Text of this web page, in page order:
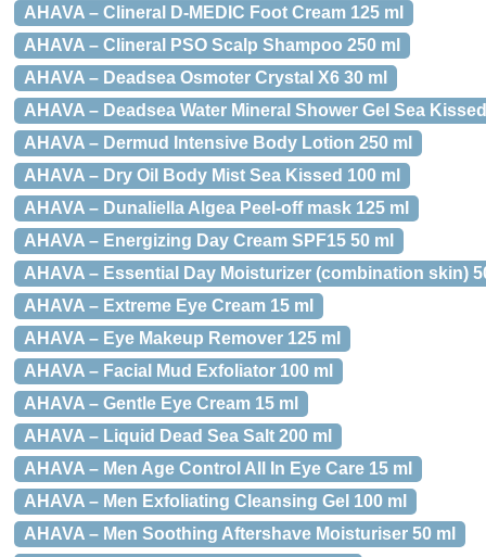
AHAVA – Clineral D-MEDIC Foot Cream 125 ml
AHAVA – Clineral PSO Scalp Shampoo 250 ml
AHAVA – Deadsea Osmoter Crystal X6 30 ml
AHAVA – Deadsea Water Mineral Shower Gel Sea
AHAVA – Dermud Intensive Body Lotion 250 ml
AHAVA – Dry Oil Body Mist Sea Kissed 100 ml
AHAVA – Dunaliella Algea Peel-off mask 125 ml
AHAVA – Energizing Day Cream SPF15 50 ml
AHAVA – Essential Day Moisturizer (combination skin)
AHAVA – Extreme Eye Cream 15 ml
AHAVA – Eye Makeup Remover 125 ml
AHAVA – Facial Mud Exfoliator 100 ml
AHAVA – Gentle Eye Cream 15 ml
AHAVA – Liquid Dead Sea Salt 200 ml
AHAVA – Men Age Control All In Eye Care 15 ml
AHAVA – Men Exfoliating Cleansing Gel 100 ml
AHAVA – Men Soothing Aftershave Moisturiser 50 ml